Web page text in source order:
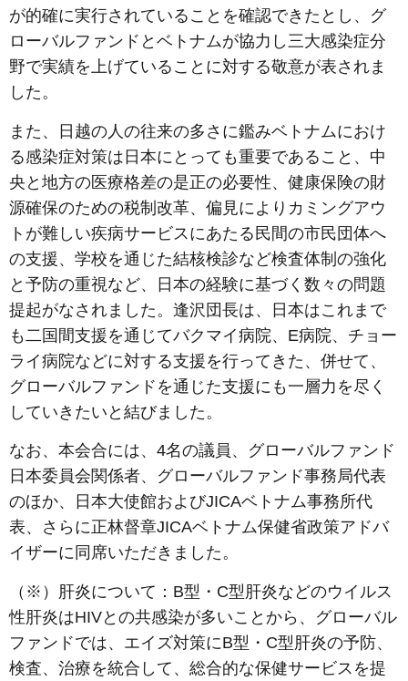
が的確に実行されていることを確認できたとし、グ
ローバルファンドとベトナムが協力し三大感染症分
野で実績を上げていることに対する敬意が表されま
した。
また、日越の人の往来の多さに鑑みベトナムにおけ
る感染症対策は日本にとっても重要であること、中
央と地方の医療格差の是正の必要性、健康保険の財
源確保のための税制改革、偏見によりカミングアウ
トが難しい疾病サービスにあたる民間の市民団体へ
の支援、学校を通じた結核検診など検査体制の強化
と予防の重視など、日本の経験に基づく数々の問題
提起がなされました。逢沢団長は、日本はこれまで
も二国間支援を通じてバクマイ病院、E病院、チョー
ライ病院などに対する支援を行ってきた、併せて、
グローバルファンドを通じた支援にも一層力を尽く
していきたいと結びました。
なお、本会合には、4名の議員、グローバルファンド
日本委員会関係者、グローバルファンド事務局代表
のほか、日本大使館およびJICAベトナム事務所代
表、さらに正林督章JICAベトナム保健省政策アドバ
イザーに同席いただきました。
（※）肝炎について：B型・C型肝炎などのウイルス
性肝炎はHIVとの共感染が多いことから、グローバル
ファンドでは、エイズ対策にB型・C型肝炎の予防、
検査、治療を統合して、総合的な保健サービスを提